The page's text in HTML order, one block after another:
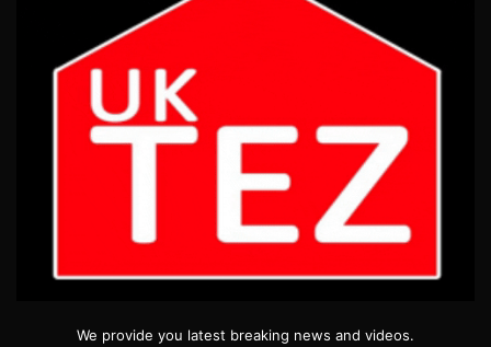
We provide you latest breaking news and videos.